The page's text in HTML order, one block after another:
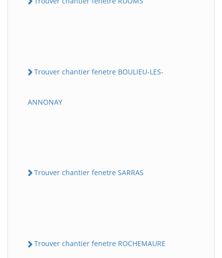
Trouver chantier fenetre BOULIEU-LES-
ANNONAY
Trouver chantier fenetre SARRAS
Trouver chantier fenetre ROCHEMAURE